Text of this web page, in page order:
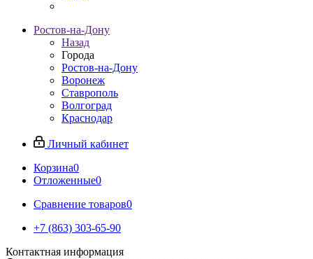
Ростов-на-Дону
Назад
Города
Ростов-на-Дону
Воронеж
Ставрополь
Волгоград
Краснодар
Личный кабинет
Корзина0
Отложенные0
Сравнение товаров0
+7 (863) 303-65-90
Контактная информация